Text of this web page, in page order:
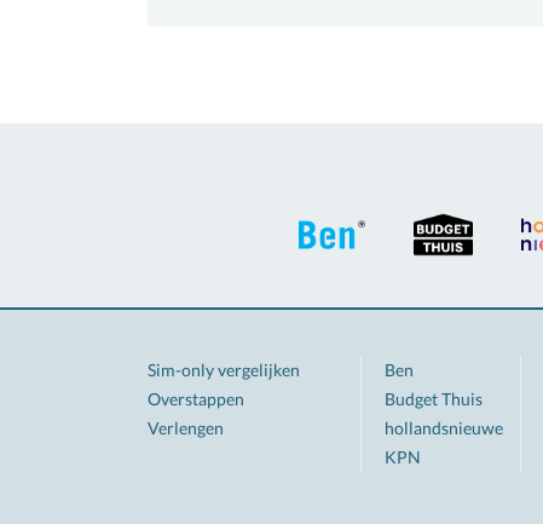
Sim-only vergelijken
Overstappen
Verlengen
Ben
Budget Thuis
hollandsnieuwe
KPN